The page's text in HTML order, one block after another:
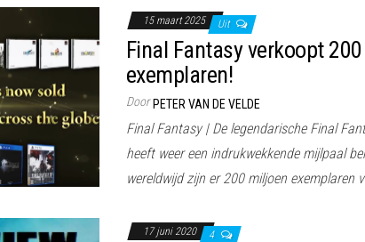
15 maart 2025 Uit
Final Fantasy verkoopt
exemplaren!
Door PETER VAN DE VELDE
Final Fantasy | De legendarische Final
heeft weer een indrukwekkende mijlpaal
wereldwijd zijn er 200 miljoen exemplaren
17 juni 2020 4